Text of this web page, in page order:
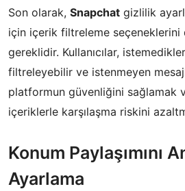
Son olarak, Snapchat gizlilik
için içerik filtreleme
gereklidir. Kullanıcılar,
filtreleyebilir ve istenmeyen
platformun güvenliğini sağlamak
içeriklerle karşılaşma riskini
Konum Paylaşımını
Ayarlama